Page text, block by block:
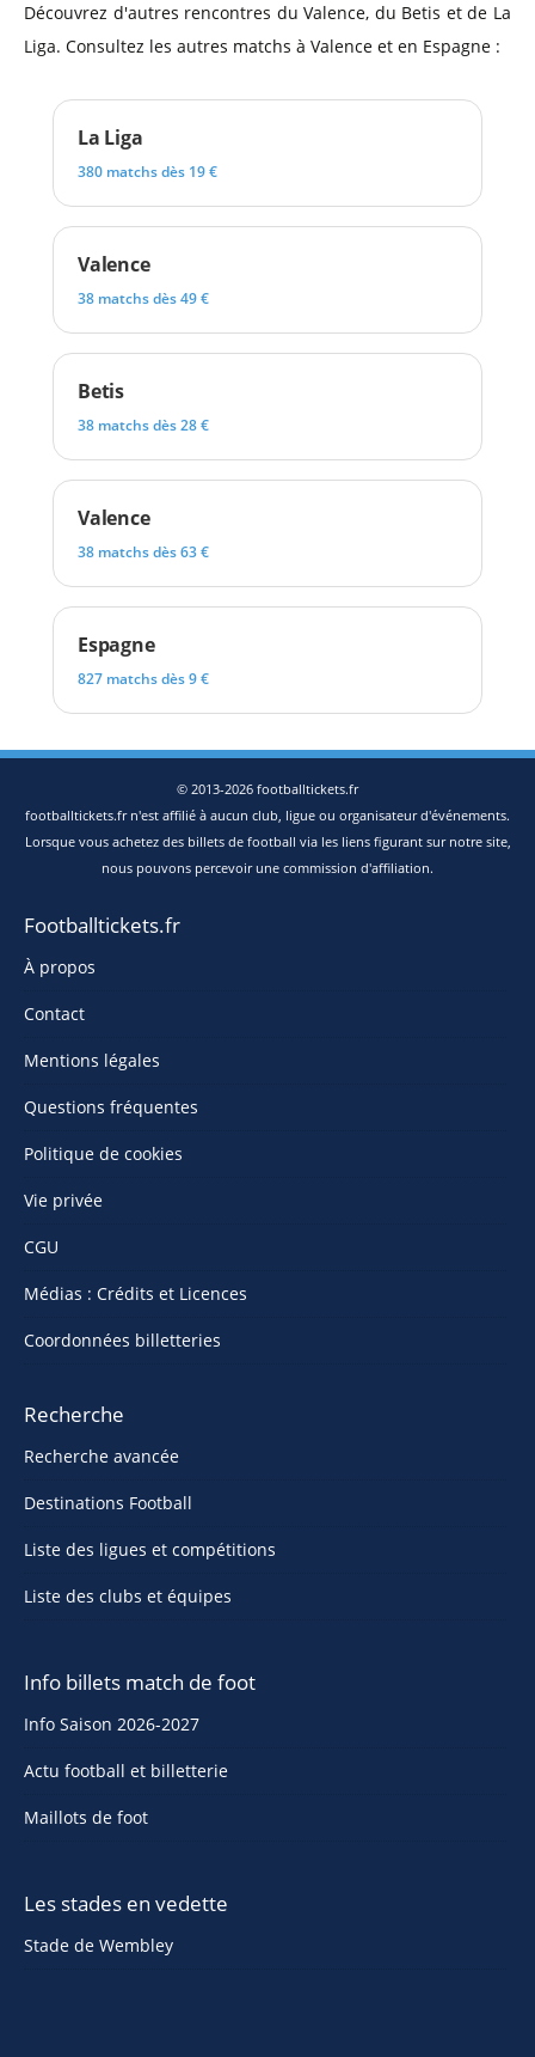
Découvrez d'autres rencontres du Valence, du Betis et de La
Liga. Consultez les autres matchs à Valence et en Espagne :
La Liga
380 matchs dès 19 €
Valence
38 matchs dès 49 €
Betis
38 matchs dès 28 €
Valence
38 matchs dès 63 €
Espagne
827 matchs dès 9 €
© 2013-2026 footballtickets.fr
footballtickets.fr n'est affilié à aucun club, ligue ou organisateur d'événements.
Lorsque vous achetez des billets de football via les liens figurant sur notre site,
nous pouvons percevoir une commission d'affiliation.
Footballtickets.fr
À propos
Contact
Mentions légales
Questions fréquentes
Politique de cookies
Vie privée
CGU
Médias : Crédits et Licences
Coordonnées billetteries
Recherche
Recherche avancée
Destinations Football
Liste des ligues et compétitions
Liste des clubs et équipes
Info billets match de foot
Info Saison 2026-2027
Actu football et billetterie
Maillots de foot
Les stades en vedette
Stade de Wembley